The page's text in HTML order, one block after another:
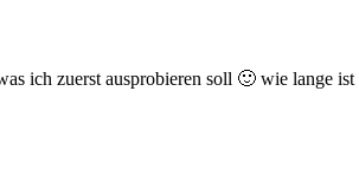
ich zuerst ausprobieren soll 🙂 wie lange